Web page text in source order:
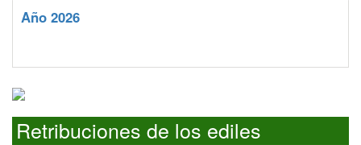
Año 2026
Retribuciones de los ediles